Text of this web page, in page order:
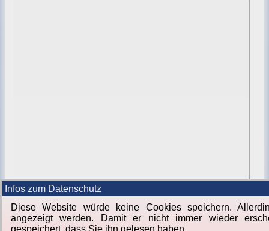
Infos zum Datenschutz
Diese Website würde keine Cookies speichern.
angezeigt werden. Damit er nicht immer wieder
gespeichert, dass Sie ihn gelesen haben.